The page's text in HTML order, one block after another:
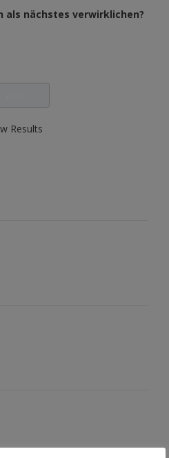
als nächstes verwirklichen?
Results